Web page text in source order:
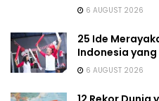
6 AUGUST 2026
25 Ide
Indonesia
6 AUGUST 2026